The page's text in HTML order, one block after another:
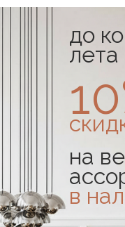
латунные
в стиле
зон
до
лета
на
в